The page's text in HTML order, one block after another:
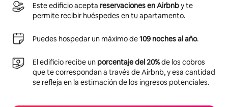
Este edificio acepta reservaciones en Airbnby te
permite recibir huéspedes en tu apartamento.
Puedes hospedar un máximo de109 noches al año.
El edificio recibe un porcentaje del 20%de los cobros
que te correspondan a través de Airbnb, y esa cantidad
se refleja en la estimación de los ingresos potenciales.